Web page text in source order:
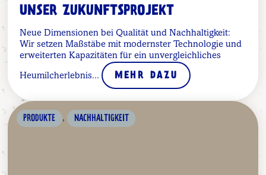
UNSER ZUKUNFTSPROJEKT
Neue Dimensionen bei Qualität und Nachhaltigkeit:
Wir setzen Maßstäbe mit modernster Technologie und
erweiterten Kapazitäten für ein unvergleichliches
Heumilcherlebnis... MEHR DAZU
PRODUKTE , NACHHALTIGKEIT